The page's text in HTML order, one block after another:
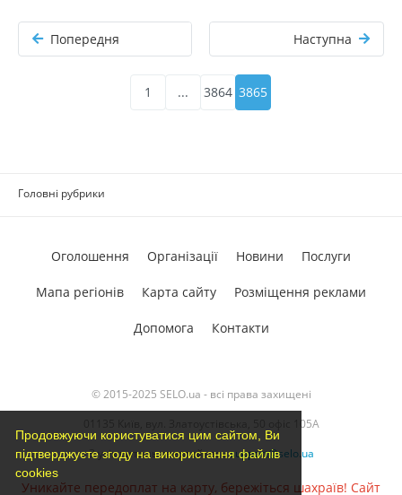
Продовжуючи користуватися цим сайтом, Ви
підтверджуєте згоду на використання файлів
cookies
Попередня Наступна
1 ... 3864 3865
Головні рубрики
© 2015-2025 SELO.ua - всі права захищені
01135 Київ, вул. Златоустівська, 50 офіс 105А
З усіх питань звертайтесьsupport@selo.ua
Оголошення Організації Новини Послуги
Мапа регіонів Карта сайту Розміщення реклами
Допомога Контакти
Уникайте передоплат на карту, бережіться шахраїв! Сайт